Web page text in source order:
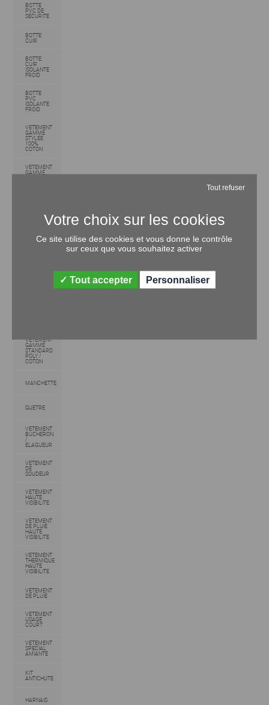
BOTTE
PVC DE
SECURITE
BOTTE
CUIR
BOTTE
CUIR
ISOLANTE
FROID
BOTTE
PVC
ISOLANTE
FROID
VETEMENT
GAMME
STYLEE
100%
COTON
VETEMENT
GAMME
COTON /
SHIRTS/POLOS/CHEMISES//s
VETEMENT
GAMME
STANDARD
POLY /
COTON
MANCHETTE
GUETRE
VETEMENT
BUCHERON
/
ELAGUEUR
VETEMENT
DE
SOUDEUR
VETEMENT
HAUTE
VISIBILITE
VETEMENT
DE PLUIE
HAUTE
VISIBILITE
VETEMENT
THERMIQUE
HAUTE
VISIBILITE
VETEMENT
DE PLUIE
VETEMENT
USAGE
COURT
VETEMENT
SPECIAL
AMIANTE
KIT
ANTICHUTE
HARNAIS
Ce site utilise des cookies et vous donne le contrôle
sur ceux que vous souhaitez activer
Tout accepter
Tout refuser
Personnaliser